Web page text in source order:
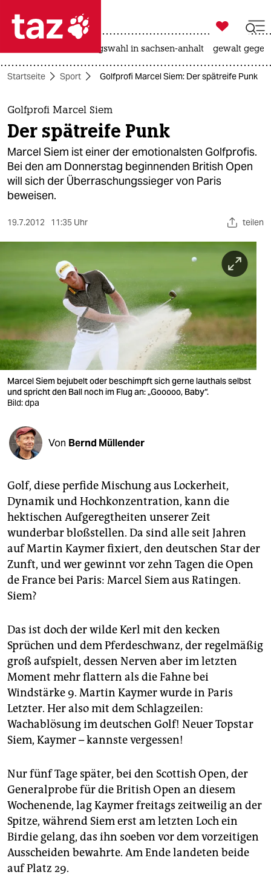
 taz zahl ich
taz zahl ich
themen
politik
öko
gesellschaft
kultur
sport
nord
wahrheit
verlag
verlag
veranstaltungen
shop
fragen & hilfe
abo
genossenschaft
epaper login

taz zahl ich
landtagswahl in sachsen-anhalt gewalt
Startseite Sport Golfprofi Marcel Siem: Der spätreife Punk
Golfprofi Marcel Siem
Der spätreife Punk
Marcel Siem ist einer der emotionalsten Golfprofis.
Bei den am Donnerstag beginnenden British Open
will sich der Überraschungssieger von Paris
beweisen.
19.7.2012 11:35 Uhr teilen
Marcel Siem bejubelt oder beschimpft sich gerne lauthals selbst
und spricht den Ball noch im Flug an: „Gooooo, Baby“.
Bild: dpa
Von Bernd Müllender
Golf, diese perfide Mischung aus Lockerheit,
Dynamik und Hochkonzentration, kann die
hektischen Aufgeregtheiten unserer Zeit
wunderbar bloßstellen. Da sind alle seit Jahren
auf Martin Kaymer fixiert, den deutschen Star der
Zunft, und wer gewinnt vor zehn Tagen die Open
de France bei Paris: Marcel Siem aus Ratingen.
Siem?
Das ist doch der wilde Kerl mit den kecken
Sprüchen und dem Pferdeschwanz, der regelmäßig
groß aufspielt, dessen Nerven aber im letzten
Moment mehr flattern als die Fahne bei
Windstärke 9. Martin Kaymer wurde in Paris
Letzter. Her also mit dem Schlagzeilen:
Wachablösung im deutschen Golf! Neuer Topstar
Siem, Kaymer – kannste vergessen!
Nur fünf Tage später, bei den Scottish Open, der
Generalprobe für die British Open an diesem
Wochenende, lag Kaymer freitags zeitweilig an der
Spitze, während Siem erst am letzten Loch ein
Birdie gelang, das ihn soeben vor dem vorzeitigen
Ausscheiden bewahrte. Am Ende landeten beide
auf Platz 29.